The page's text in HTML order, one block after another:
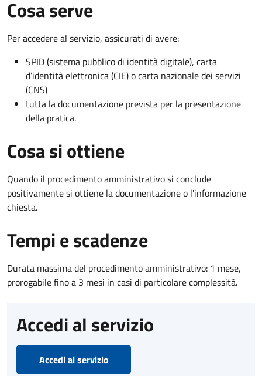
Cosa serve
Per accedere al servizio, assicurati di avere:
SPID (sistema pubblico di identità digitale), carta
d’identità elettronica (CIE) o carta nazionale dei servizi
(CNS)
tutta la documentazione prevista per la presentazione
della pratica.
Cosa si ottiene
Quando il procedimento amministrativo si conclude
positivamente si ottiene la documentazione o l'informazione
chiesta.
Tempi e scadenze
Durata massima del procedimento amministrativo: 1 mese,
prorogabile fino a 3 mesi in casi di particolare complessità.
Accedi al servizio
Accedi al servizio